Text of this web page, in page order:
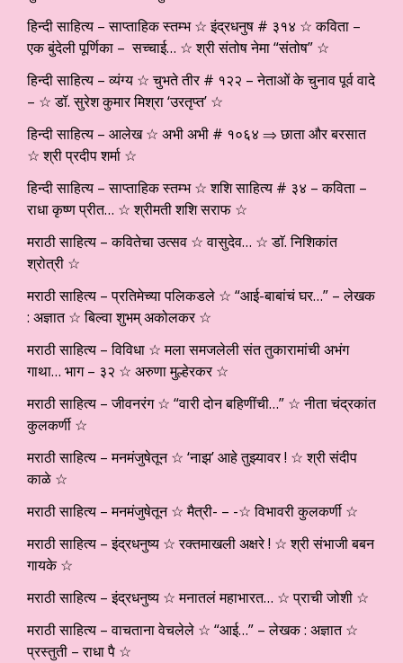
हिन्दी साहित्य – साप्ताहिक स्तम्भ ☆ इंद्रधनुष # ३१४ ☆ कविता –
एक बुंदेली पूर्णिका – सच्चाई… ☆ श्री संतोष नेमा “संतोष” ☆
हिन्दी साहित्य – व्यंग्य ☆ चुभते तीर # १२२ – नेताओं के चुनाव पूर्व वादे
– ☆ डॉ. सुरेश कुमार मिश्रा ‘उरतृप्त’ ☆
हिन्दी साहित्य – आलेख ☆ अभी अभी # १०६४ ⇒ छाता और बरसात
☆ श्री प्रदीप शर्मा ☆
हिन्दी साहित्य – साप्ताहिक स्तम्भ ☆ शशि साहित्य # ३४ – कविता –
राधा कृष्ण प्रीत… ☆ श्रीमती शशि सराफ ☆
मराठी साहित्य – कवितेचा उत्सव ☆ वासुदेव… ☆ डाॅ. निशिकांत
श्रोत्री ☆
मराठी साहित्य – प्रतिमेच्या पलिकडले ☆ “आई-बाबांचं घर…” – लेखक
: अज्ञात ☆ बिल्वा शुभम् अकोलकर ☆
मराठी साहित्य – विविधा ☆ मला समजलेली संत तुकारामांची अभंग
गाथा… भाग – ३२ ☆ अरुणा मुल्हेरकर ☆
मराठी साहित्य – जीवनरंग ☆ “वारी दोन बहिणींची…” ☆ नीता चंद्रकांत
कुलकर्णी ☆
मराठी साहित्य – मनमंजुषेतून ☆ ‘नाझ’ आहे तुझ्यावर ! ☆ श्री संदीप
काळे ☆
मराठी साहित्य – मनमंजुषेतून ☆ मैत्री- – -☆ विभावरी कुलकर्णी ☆
मराठी साहित्य – इंद्रधनुष्य ☆ रक्तमाखली अक्षरे ! ☆ श्री संभाजी बबन
गायके ☆
मराठी साहित्य – इंद्रधनुष्य ☆ मनातलं महाभारत… ☆ प्राची जोशी ☆
मराठी साहित्य – वाचताना वेचलेले ☆ “आई…” – लेखक : अज्ञात ☆
प्रस्तुती – राधा पै ☆